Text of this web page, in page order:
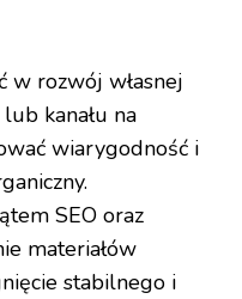
w rozwój własnej
kanału na
wiarygodność i
SEO oraz
materiałów
stabilnego i